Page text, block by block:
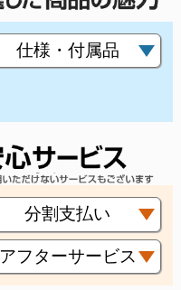
仕様・付属品
分割支払い
アフターサービス